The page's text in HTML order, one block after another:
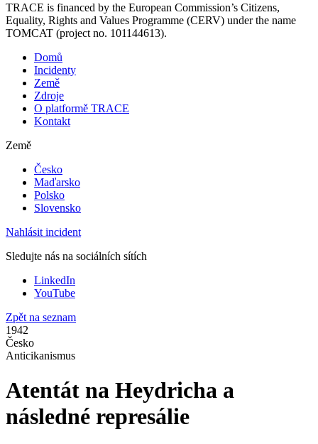
TRACE is financed by the European Commission’s Citizens,
Equality, Rights and Values Programme (CERV) under the name
TOMCAT (project no. 101144613).
Domů
Incidenty
Země
Zdroje
O platformě TRACE
Kontakt
Země
Česko
Maďarsko
Polsko
Slovensko
Nahlásit incident
Sledujte nás na sociálních sítích
LinkedIn
YouTube
Zpět na seznam
1942
Česko
Anticikanismus
Atentát na Heydricha a
následné represálie